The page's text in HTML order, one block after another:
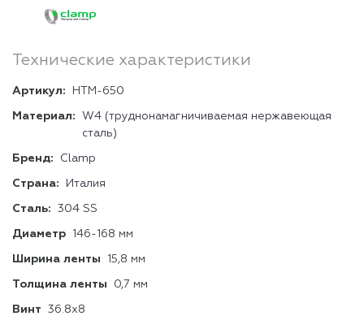
Технические характеристики
Артикул: HTM-650
Материал:
W4 (труднонамагничиваемая нержавеющая
сталь)
Бренд: Clamp
Страна: Италия
Сталь: 304 SS
Диаметр 146-168 мм
Ширина ленты 15,8 мм
Толщина ленты 0,7 мм
Винт 36.8х8